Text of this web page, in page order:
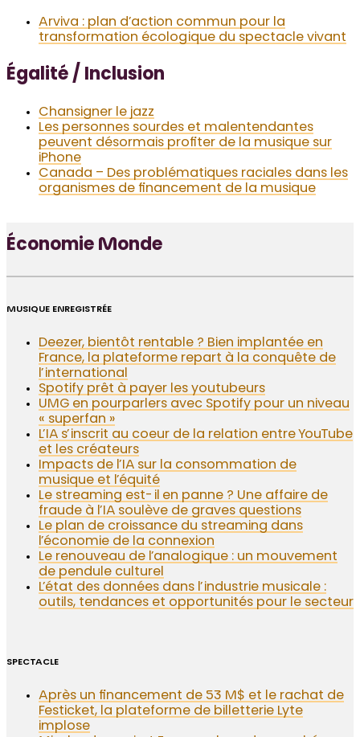
Arviva : plan d’action commun pour la
transformation écologique du spectacle vivant
Égalité / Inclusion
Chansigner le jazz
Les personnes sourdes et malentendantes
peuvent désormais profiter de la musique sur
iPhone
Canada – Des problématiques raciales dans les
organismes de financement de la musique
Économie Monde
MUSIQUE ENREGISTRÉE
Deezer, bientôt rentable ? Bien implantée en
France, la plateforme repart à la conquête de
l’international
Spotify prêt à payer les youtubeurs
UMG en pourparlers avec Spotify pour un niveau
« superfan »
L’IA s’inscrit au coeur de la relation entre YouTube
et les créateurs
Impacts de l’IA sur la consommation de
musique et l’équité
Le streaming est-il en panne ? Une affaire de
fraude à l’IA soulève de graves questions
Le plan de croissance du streaming dans
l’économie de la connexion
Le renouveau de l’analogique : un mouvement
de pendule culturel
L’état des données dans l’industrie musicale :
outils, tendances et opportunités pour le secteur
SPECTACLE
Après un financement de 53 M$ et le rachat de
Festicket, la plateforme de billetterie Lyte
implose